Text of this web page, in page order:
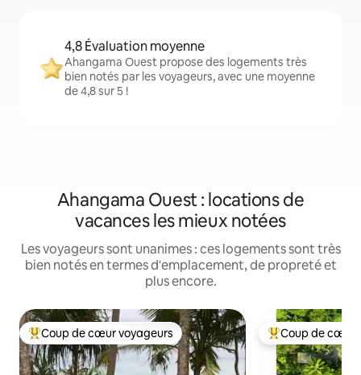
4,8 Évaluation moyenne
Ahangama Ouest propose des logements très
bien notés par les voyageurs, avec une moyenne
de 4,8 sur 5 !
Ahangama Ouest : locations de
vacances les mieux notées
Les voyageurs sont unanimes : ces logements sont très
bien notés en termes d'emplacement, de propreté et
plus encore.
Coups de cœur voyageurs les plus appréciés
Coup de cœur voyageurs Coups de cœur
Coup de cœur